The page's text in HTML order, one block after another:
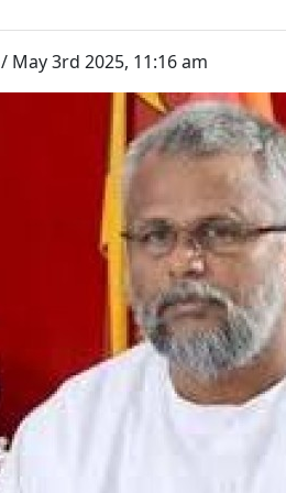
/ May 3rd 2025, 11:16 am